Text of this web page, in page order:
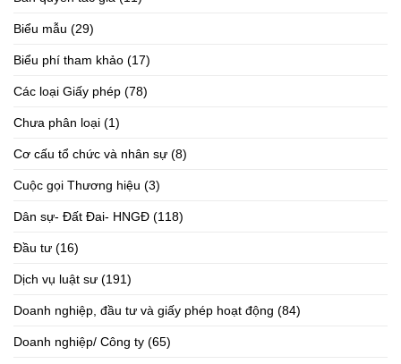
Biểu mẫu (29)
Biểu phí tham khảo (17)
Các loại Giấy phép (78)
Chưa phân loại (1)
Cơ cấu tổ chức và nhân sự (8)
Cuộc gọi Thương hiệu (3)
Dân sự- Đất Đai- HNGĐ (118)
Đầu tư (16)
Dịch vụ luật sư (191)
Doanh nghiệp, đầu tư và giấy phép hoạt động (84)
Doanh nghiệp/ Công ty (65)